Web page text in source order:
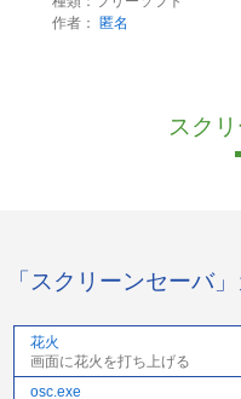
作者：
匿名
スク
「スクリーンセーバ
花火
画面に花火を打ち上げる
osc.exe